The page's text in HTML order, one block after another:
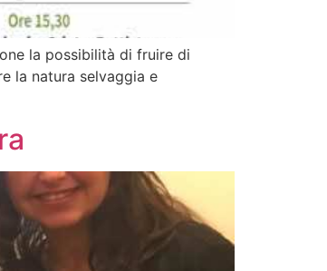
la possibilità di fruire di
la natura selvaggia e